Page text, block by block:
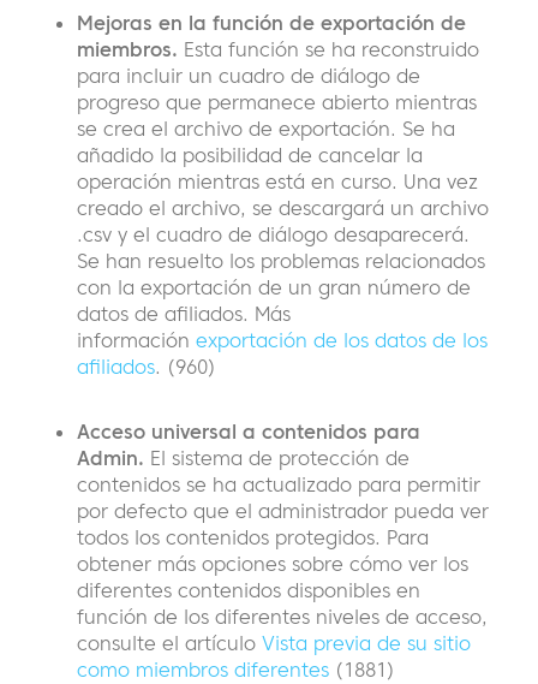
Mejoras en la función de exportación de
miembros. Esta función se ha reconstruido
para incluir un cuadro de diálogo de
progreso que permanece abierto mientras
se crea el archivo de exportación. Se ha
añadido la posibilidad de cancelar la
operación mientras está en curso. Una vez
creado el archivo, se descargará un archivo
.csv y el cuadro de diálogo desaparecerá.
Se han resuelto los problemas relacionados
con la exportación de un gran número de
datos de afiliados. Más
información exportación de los datos de los
afiliados. (960)
Acceso universal a contenidos para
Admin. El sistema de protección de
contenidos se ha actualizado para permitir
por defecto que el administrador pueda ver
todos los contenidos protegidos. Para
obtener más opciones sobre cómo ver los
diferentes contenidos disponibles en
función de los diferentes niveles de acceso,
consulte el artículo Vista previa de su sitio
como miembros diferentes (1881)